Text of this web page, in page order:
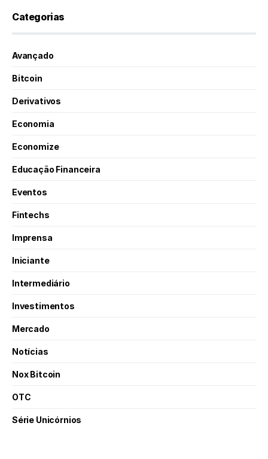
Categorias
Avançado
Bitcoin
Derivativos
Economia
Economize
Educação Financeira
Eventos
Fintechs
Imprensa
Iniciante
Intermediário
Investimentos
Mercado
Notícias
Nox Bitcoin
OTC
Série Unicórnios